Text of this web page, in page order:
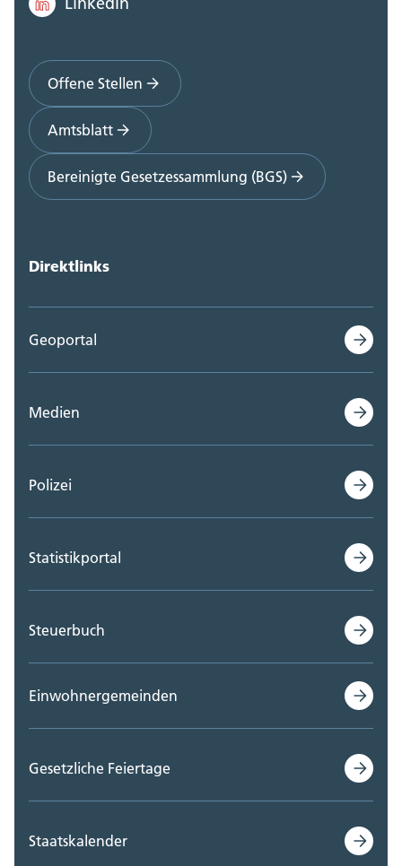
Offene Stellen
Amtsblatt
Bereinigte Gesetzessammlung (BGS)
Direktlinks
Geoportal
Medien
Polizei
Statistikportal
Steuerbuch
Einwohnergemeinden
Gesetzliche Feiertage
Staatskalender